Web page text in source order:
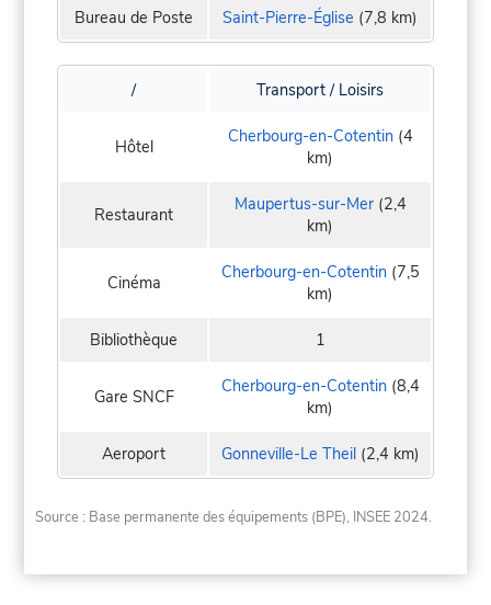
Bureau de Poste Saint-Pierre-Église (7,8 km)
/ Transport / Loisirs
Hôtel Cherbourg-en-Cotentin(4
km)
Restaurant Maupertus-sur-Mer(2,4
km)
Cinéma Cherbourg-en-Cotentin(7,5
km)
Bibliothèque 1
Gare SNCF Cherbourg-en-Cotentin(8,4
km)
Aeroport Gonneville-Le Theil(2,4 km)
Source : Base permanente des équipements (BPE), INSEE 2024.